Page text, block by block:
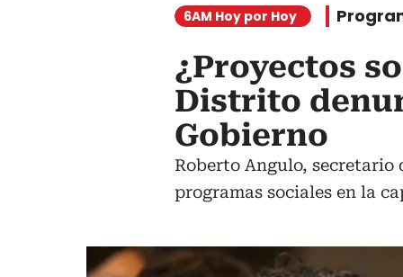
6AM Hoy por Hoy
¿Proyectos
Distrito
Gobierno
Roberto Angulo, secretario
programas sociales en la